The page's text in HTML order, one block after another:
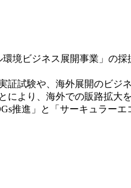
境ビジネス展開事業」の
試験や、海外展開のビジ
より、海外での販路拡大
推進」と「サーキュラーエ